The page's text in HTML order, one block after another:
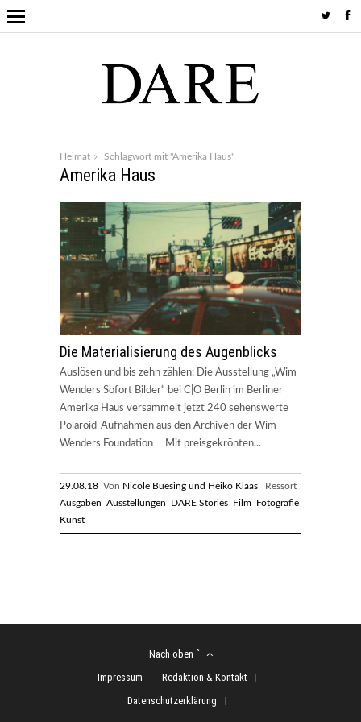
Heimat Schlagwort mit "Amerika Haus"
Amerika Haus
Die Materialisierung des Augenblicks
Auslösen und bis zehn zählen: Die Ausstellung „Wim
Wenders Sofort Bilder“ bei C|O Berlin im Berliner
Amerika Haus versammelt jetzt 240 sehenswerte
Polaroid-Aufnahmen aus den Archiven der Wim
Wenders Foundation Mit preisgekrönten...
29.08.18 Von Nicole Buesing und Heiko Klaas Ressort
Ausgaben Ausstellungen DARE Stories Film Fotografie
Kunst
Nach oben ˆ
Impressum
Redaktion & Kontakt
Datenschutzerklärung